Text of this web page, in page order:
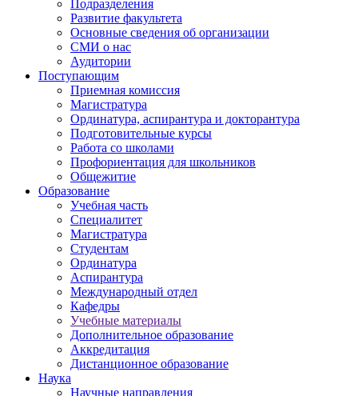
Подразделения
Развитие факультета
Основные сведения об организации
СМИ о нас
Аудитории
Поступающим
Приемная комиссия
Магистратура
Ординатура, аспирантура и докторантура
Подготовительные курсы
Работа со школами
Профориентация для школьников
Общежитие
Образование
Учебная часть
Специалитет
Магистратура
Студентам
Ординатура
Аспирантура
Международный отдел
Кафедры
Учебные материалы
Дополнительное образование
Аккредитация
Дистанционное образование
Наука
Научные направления